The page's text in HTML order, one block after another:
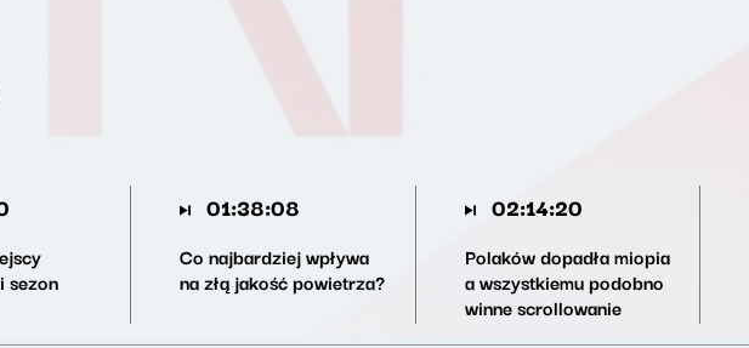
sezon
01:38:08
Co najbardziej wpływa
na złą jakość powietrza?
02:14:20
Polaków dopadła miopia
a wszystkiemu podobno
winne scrollowanie